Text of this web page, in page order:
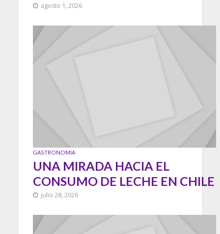
agosto 1, 2026
GASTRONOMIA
UNA MIRADA HACIA EL
CONSUMO DE LECHE EN CHILE
julio 28, 2026